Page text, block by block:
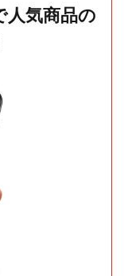
人気商品の